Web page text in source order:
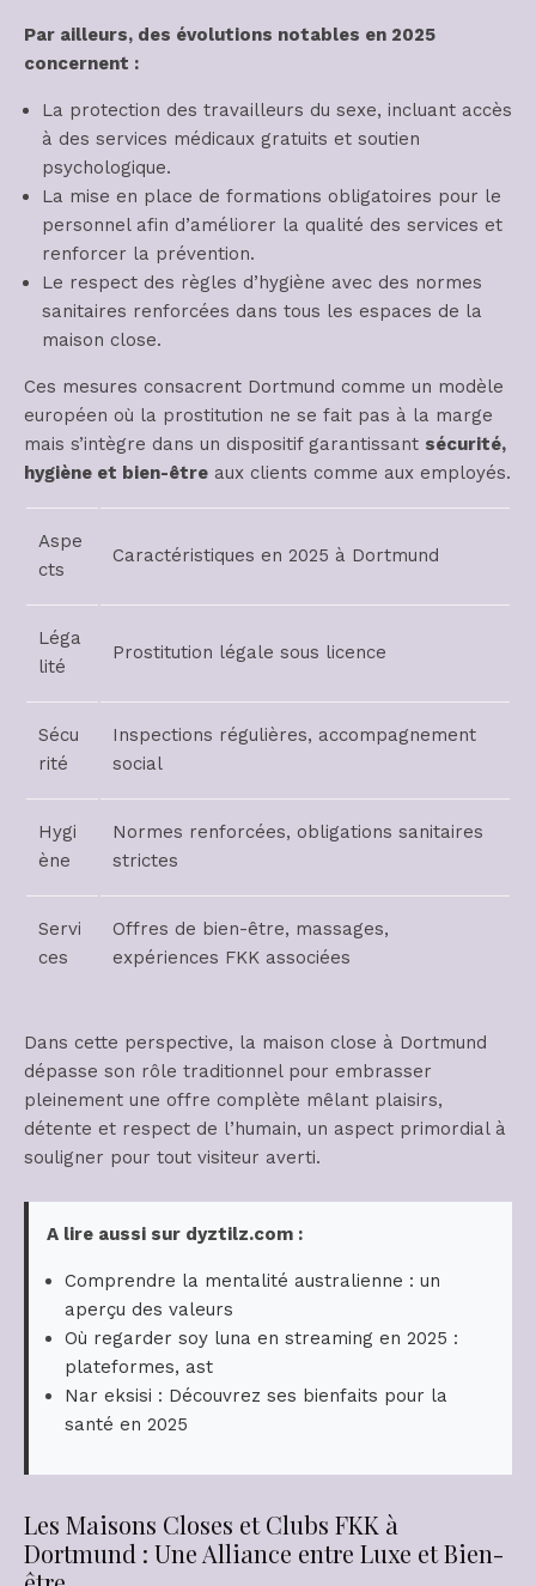
Par ailleurs, des évolutions notables en 2025
concernent :
La protection des travailleurs du sexe, incluant accès
à des services médicaux gratuits et soutien
psychologique.
La mise en place de formations obligatoires pour le
personnel afin d’améliorer la qualité des services et
renforcer la prévention.
Le respect des règles d’hygiène avec des normes
sanitaires renforcées dans tous les espaces de la
maison close.
Ces mesures consacrent Dortmund comme un modèle
européen où la prostitution ne se fait pas à la marge
mais s’intègre dans un dispositif garantissant sécurité,
hygiène et bien-être aux clients comme aux employés.
Aspe
cts
Caractéristiques en 2025 à Dortmund
Léga
lité
Prostitution légale sous licence
Sécu
rité
Inspections régulières, accompagnement
social
Hygi
ène
Normes renforcées, obligations sanitaires
strictes
Servi
ces
Offres de bien-être, massages,
expériences FKK associées
Dans cette perspective, la maison close à Dortmund
dépasse son rôle traditionnel pour embrasser
pleinement une offre complète mêlant plaisirs,
détente et respect de l’humain, un aspect primordial à
souligner pour tout visiteur averti.
A lire aussi sur dyztilz.com :
Comprendre la mentalité australienne : un
aperçu des valeurs
Où regarder soy luna en streaming en 2025 :
plateformes, ast
Nar eksisi : Découvrez ses bienfaits pour la
santé en 2025
Les Maisons Closes et Clubs FKK à
Dortmund : Une Alliance entre Luxe et Bien-